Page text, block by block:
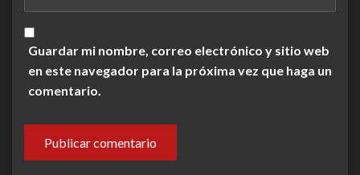
Guardar mi nombre, correo electrónico y sitio web
en este navegador para la próxima vez que haga un
comentario.